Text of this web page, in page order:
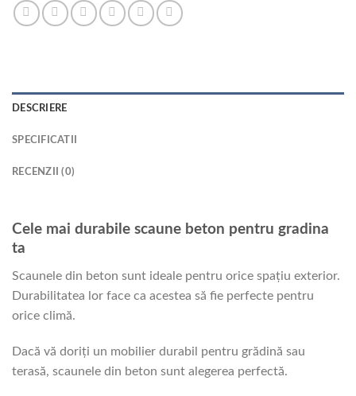
DESCRIERE
SPECIFICATII
RECENZII (0)
Cele mai durabile scaune beton pentru gradina
ta
Scaunele din beton sunt ideale pentru orice spațiu exterior.
Durabilitatea lor face ca acestea să fie perfecte pentru
orice climă.
Dacă vă doriți un mobilier durabil pentru grădină sau
terasă, scaunele din beton sunt alegerea perfectă.